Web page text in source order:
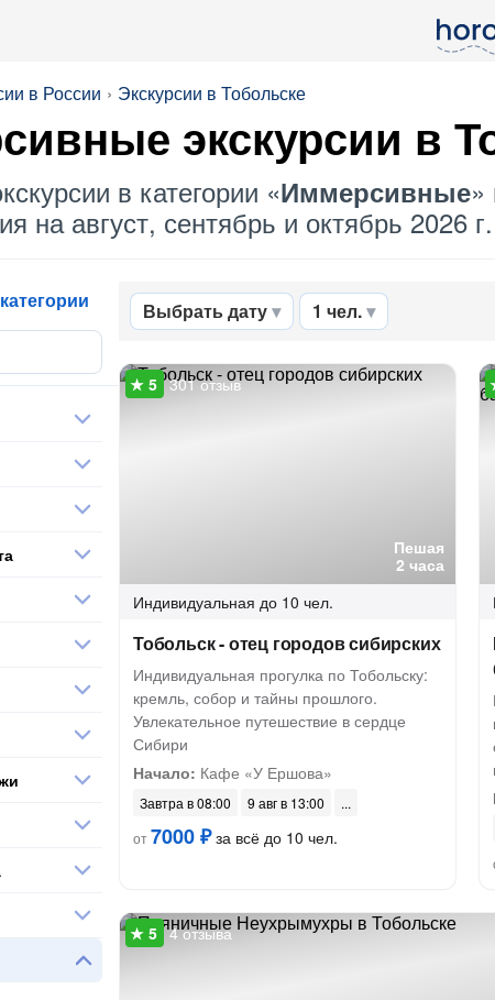
в России Экскурсии в Тобольске
экскурсии в
в категории «Иммерсивные»
на август, сентябрь и октябрь 2026 г.
Выбрать дату 1 чел.
Пешая
2 часа
301 отзыв
Индивидуальная до 10 чел.
Тобольск - отец городов сибирских
Индивидуальная прогулка по Тобольску:
кремль, собор и тайны прошлого.
Увлекательное путешествие в сердце
Сибири
Начало: Кафе «У Ершова»
Завтра в 08:00
9 авг в 13:00
от7000 ₽за всё до 10 чел.
4 отзыва